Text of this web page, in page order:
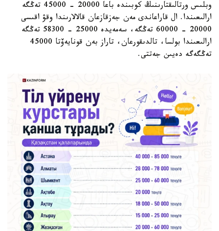
وبلىس ورتالىقتارىنىڭ كوبىندە باعا 20000 - 45000 تەڭگە
ارالىعىندا. ال قاراعاندى مەن جەزقازعان قالالارىندا وقۋ اقىسى
20000 - 60000 تەڭگە، سەمەيدە 25000 - 58300 تەڭگە
ارالىعىندا بولسا، تالدىقورعان، تاراز بەن قونايەۆتا 45000
تەڭگەگە دەيىن جەتتى.